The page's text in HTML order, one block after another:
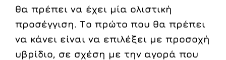
θα πρέπει να έχει μία ολιστική
προσέγγιση. Το πρώτο που θα πρέπει
να κάνει είναι να επιλέξει με προσοχή
υβρίδιο, σε σχέση με την αγορά που